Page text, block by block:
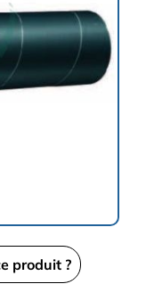
produit ?